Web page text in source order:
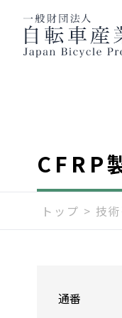
CFRP
トップ > 技
通番